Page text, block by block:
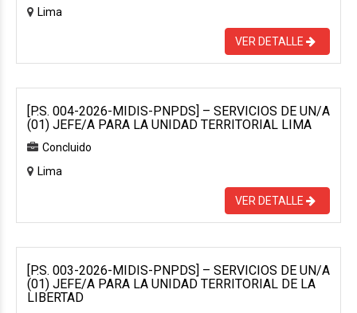
Lima
VER DETALLE
[P.S. 004-2026-MIDIS-PNPDS] – SERVICIOS DE UN/A
(01) JEFE/A PARA LA UNIDAD TERRITORIAL LIMA
Concluido
Lima
VER DETALLE
[P.S. 003-2026-MIDIS-PNPDS] – SERVICIOS DE UN/A
(01) JEFE/A PARA LA UNIDAD TERRITORIAL DE LA
LIBERTAD